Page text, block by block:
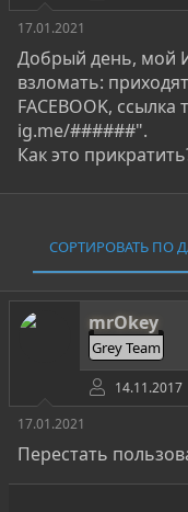
а
17.01.2021
Добрый день, мой
взломать:
FACEBOOK,
ig.me/######".
Как это
СОРТИРОВАТЬ ПО
mrOkey
Grey Team
14.11.2017
17.01.2021
Перестать